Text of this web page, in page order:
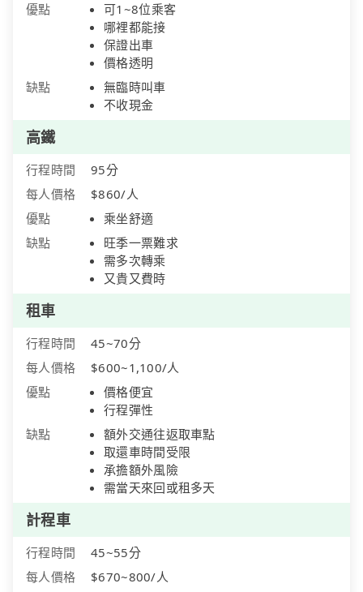
優點
可1~8位乘客
哪裡都能接
保證出車
價格透明
缺點
無臨時叫車
不收現金
高鐵
行程時間
95分
每人價格
$860/人
優點
乘坐舒適
缺點
旺季一票難求
需多次轉乘
又貴又費時
租車
行程時間
45~70分
每人價格
$600~1,100/人
優點
價格便宜
行程彈性
缺點
額外交通往返取車點
取還車時間受限
承擔額外風險
需當天來回或租多天
計程車
行程時間
45~55分
每人價格
$670~800/人